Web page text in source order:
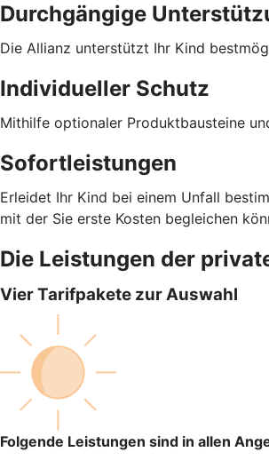
Durchgängige
Die Allianz unterstützt Ihr Kind
Individueller Schutz
Mithilfe optionaler Produktbausteine
Sofortleistungen
Erleidet Ihr Kind bei einem Unfall
mit der Sie erste Kosten begleichen
Die Leistungen der
Vier Tarifpakete zur Auswahl
Folgende Leistungen sind in allen